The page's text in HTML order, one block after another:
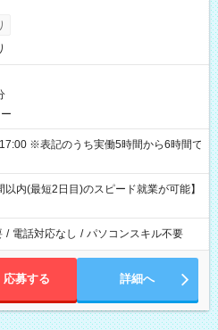
ら6時間で
内(最短2日目)のスピード就業が可能】
/ 電話対応なし / パソコンスキル不要
応募する 詳細へ